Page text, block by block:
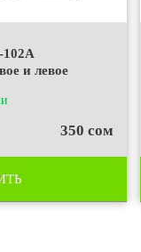
102А
и левое
350 сом